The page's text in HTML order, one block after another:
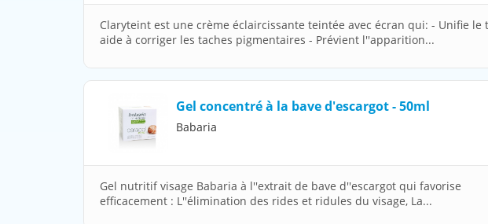
Claryteint est une crème éclaircissante teintée avec écran qui: - Unifie le
aide à corriger les taches pigmentaires - Prévient l''apparition...
Gel concentré à la bave d'escargot - 50ml
Babaria
Gel nutritif visage Babaria à l''extrait de bave d''escargot qui favorise
efficacement : L''élimination des rides et ridules du visage, La...